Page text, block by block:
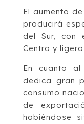
El aumento
producirá
del Sur, con
Centro y
En cuanto
dedica gran
consumo
de
habiéndose